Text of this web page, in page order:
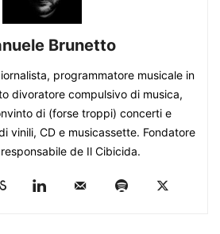
Brunetto
programmatore musicale in
divoratore compulsivo di musica,
di (forse troppi) concerti e
vinili, CD e musicassette. Fondatore
de Il Cibicida.